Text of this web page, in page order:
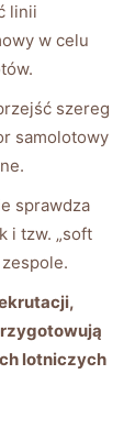
linii
w celu
szereg
samolotowy
sprawdza
i tzw. „soft
lotniczych